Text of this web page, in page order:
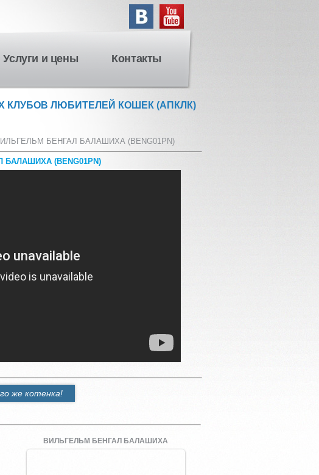
Услуги и цены Контакты
КЛУБОВ ЛЮБИТЕЛЕЙ КОШЕК (АПКЛК)
БЕНГАЛ БАЛАШИХА (BENG01PN)
(BENG01PN)
же котенка!
ВИЛЬГЕЛЬМ БЕНГАЛ БАЛАШИХА